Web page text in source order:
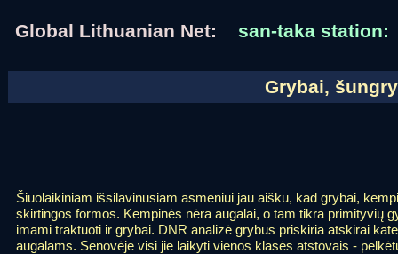
Global Lithuanian Net: san-taka station:
Grybai,
Šiuolaikiniam išsilavinusiam asmeniui jau aišku, kad grybai,
skirtingos formos. Kempinės nėra augalai, o tam tikra primityvių
imami traktuoti ir grybai. DNR analizė grybus priskiria atskirai
augalams. Senovėje visi jie laikyti vienos klasės atstovais -